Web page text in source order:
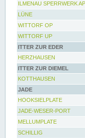
ILMENAU SPERRWERK AP
LÜNE
WITTORF OP
WITTORF UP
ITTER ZUR EDER
HERZHAUSEN
ITTER ZUR DIEMEL
KOTTHAUSEN
JADE
HOOKSIELPLATE
JADE-WESER-PORT
MELLUMPLATE
SCHILLIG